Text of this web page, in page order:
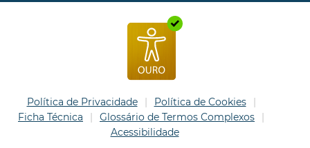
Política de Privacidade
Política de Cookies
Ficha Técnica
Glossário de Termos Complexos
Acessibilidade